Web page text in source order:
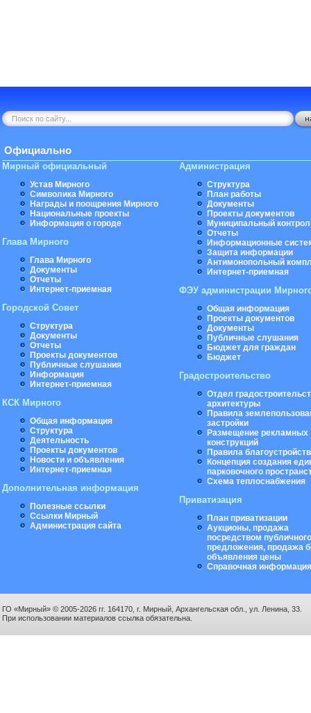
Официально
Мирный официальный
Устав Мирного
Символика Мирного
Награды и поощрения Мирного
Национальные проекты
Информация о городе
Глава Мирного
Глава Мирного
Документы
Отчеты
Интернет-приемная
Городской Совет
Структура
Документы
Отчеты
Проекты документов
Публичные слушания
Информация
Интернет-приемная
КСК Мирного
Общая информация
Структура
Деятельность
Проекты документов
Новости и объявления
Интернет-приемная
Дополнительная информация
Полезные ссылки
Ссылки Мирный
Администрация сайта
Администрация
Структура
План работы
Документы
Проекты документов
Муниципальный
Отчеты
Информационные
Защита информации
Антимонопольный
Интернет-приемная
ФЭУ администрации
Общая информация
Проекты документов
Документы
Публичные слушания
Бюджет для граждан
Бюджет
Градостроительство
Отдел
архитектуры
Правила
застройки
Размещение рекламных
конструкций
Правила
Концепция создания
парковочного
Схема теплоснабжения
Приватизация
План приватизации
Аукционы, продажа
посредством публичного
предложения, продажа
объявления цены
Справочная информация
ГО «Мирный» © 2005-2026 гг. 164170, г. Мирный, Архангельская обл., ул. Ленина, 33.
При использовании материалов ссылка обязательна.